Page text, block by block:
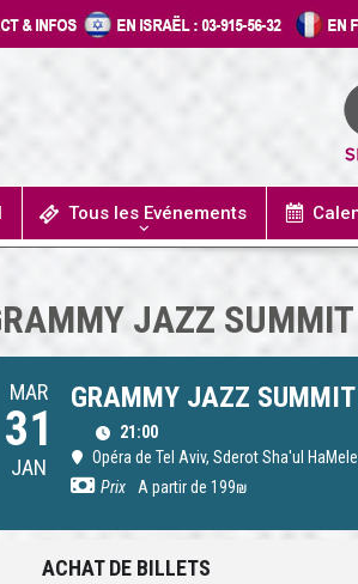
Tous les Evénements
JAZZ SUMMIT
MAR
31
JAN
GRAMMY JAZZ SUMMIT
21:00
Opéra de Tel Aviv, Sderot Sha'ul
Prix
A partir de 199₪
ACHAT DE BILLETS